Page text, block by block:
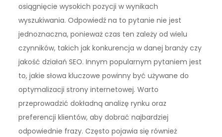
osiągnięcie wysokich pozycji w wynikach
wyszukiwania. Odpowiedź na to pytanie nie jest
jednoznaczna, ponieważ czas ten zależy od wielu
czynników, takich jak konkurencja w danej branży czy
jakość działań SEO. Innym popularnym pytaniem jest
to, jakie słowa kluczowe powinny być używane do
optymalizacji strony internetowej. Warto
przeprowadzić dokładną analizę rynku oraz
preferencji klientów, aby dobrać najbardziej
odpowiednie frazy. Często pojawia się również